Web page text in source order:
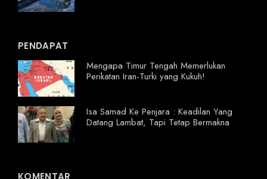
PENDAPAT
Mengapa Timur Tengah Memerlukan
Perikatan Iran-Turki yang Kukuh!
Isa Samad Ke Penjara : Keadilan Yang
Datang Lambat, Tapi Tetap Bermakna